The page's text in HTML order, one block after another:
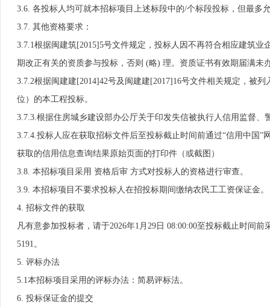
3.6. 各投标人均可就本招标项目上述标段中的/个标段投标，但最多
3.7. 其他资格要求：
3.7.1根据闽建筑[2015]5号文件规定，投标人因不再符合相应建筑
期改正有关的资质参与投标，否则 (略) 理。资质证书有效期届满
3.7.2根据闽建建[2014]42号及闽建建[2017]16号文件相关规定，被
位）的本工程投标。
3.7.3.根据住房城乡建设部办公厅关于印发失信被执行人信用监督、
3.7.4.投标人应在获取招标文件后至投标截止时间前通过“信用中国
获取的信用信息查询结果原始页面的打印件（或截图）
3.8. 本招标项目采用 资格后审 方式对投标人的资格进行审查。
3.9. 本招标项目不要求投标人在招投标期间缴纳农民工工资保证金。
4. 招标文件的获取
凡有意参加投标者，请于2026年1月29日 08:00:00至投标截止时间
5191。
5. 评标办法
5.1本招标项目采用的评标办法：简易评标法。
6. 投标保证金的提交